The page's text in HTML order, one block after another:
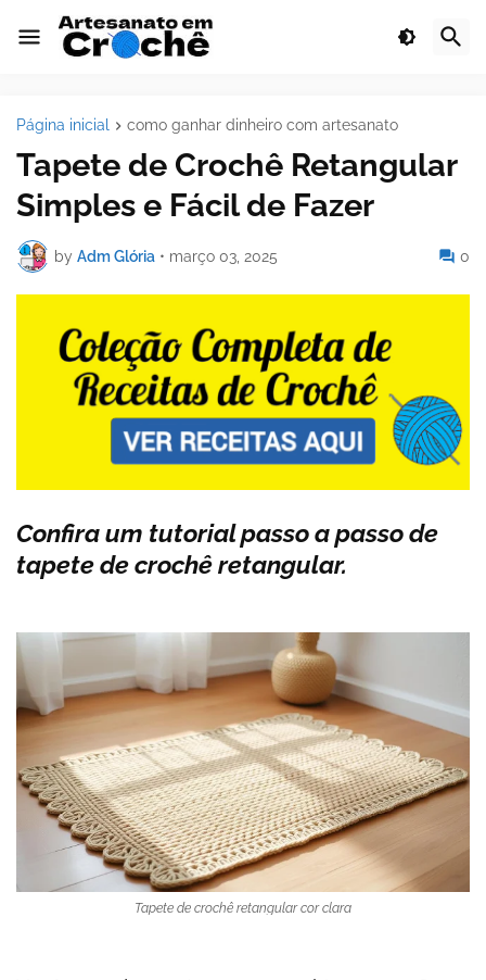
Página inicial como ganhar dinheiro com artesanato
Tapete de Crochê Retangular
Simples e Fácil de Fazer
by Adm Glória • março 03, 2025 0
Confira um tutorial passo a passo de
tapete de crochê retangular.
Tapete de crochê retangular cor clara